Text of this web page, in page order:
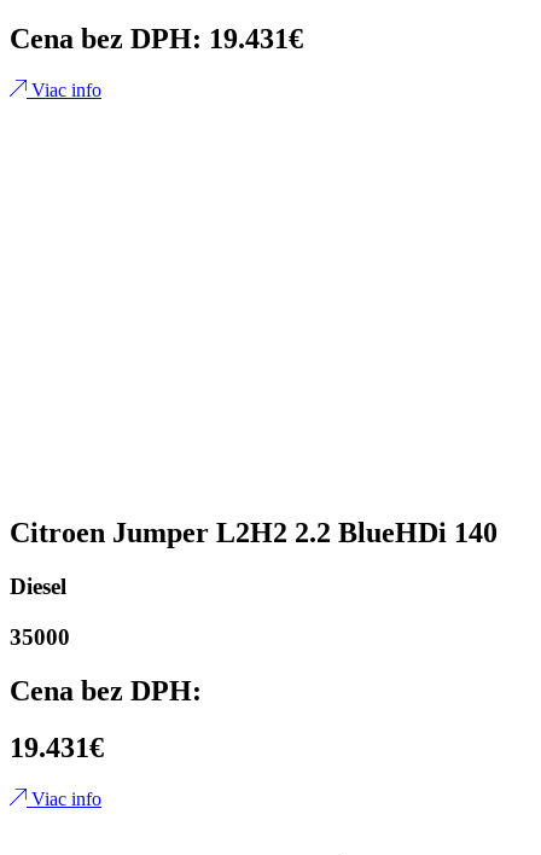
Cena bez DPH: 19.431€
Viac info
Citroen Jumper L2H2 2.2 BlueHDi 140
Diesel
35000
Cena bez DPH:
19.431€
Viac info